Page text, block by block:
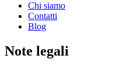
Chi siamo
Contatti
Blog
Note legali